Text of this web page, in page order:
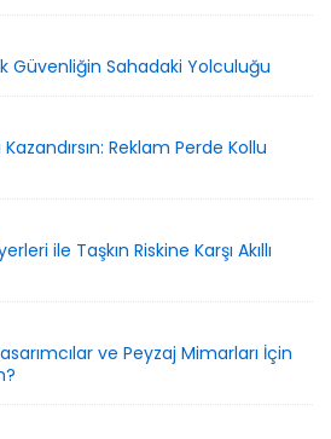
Güvenliğin Sahadaki Yolculuğu
Reklam Perde Kollu
ile Taşkın Riskine Karşı Akıllı
ve Peyzaj Mimarları İçin